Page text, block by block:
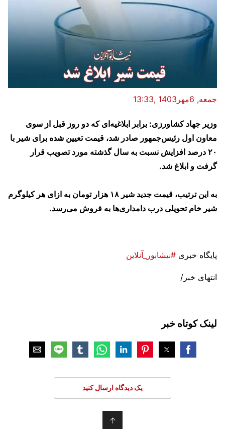
جمعه, 6مهر1403 ,13:33
وزیر جهاد کشاورزی: ‌برابر ابلاغیه‌ای که دو روز قبل از سوی
معاون‌ اول رئیس‌جمهور صادر‌ شد، قیمت تعیین شده برای شیر با
۲۰ درصد افزایش نسبت به سال گذشته مورد تصویب قرار
گرفت‌ و‌ ابلاغ شد‌.
به این ترتیب، قیمت جدید شیر ۱۸ هزار تومان به ازای هر کیلوگرم
شیر خام تحویلی درب دامداری‌ها به فروش می‌رسد.
پایگاه خبری #نیشابور_آنلاین
انتهای خبر/
لینک کوتاه خبر
یک دیدگاه ارسال کنید
↑